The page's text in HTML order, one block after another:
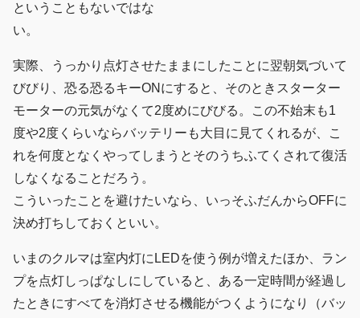
ということもないではな
い。
実際、うっかり点灯させたままにしたことに翌朝気づいて
びびり、恐る恐るキーONにすると、そのときスターター
モーターの元気がなくて2度めにびびる。この不始末も1
度や2度くらいならバッテリーも大目に見てくれるが、こ
れを何度となくやってしまうとそのうちふてくされて復活
しなくなることだろう。
こういったことを避けたいなら、いっそふだんからOFFに
決め打ちしておくといい。
いまのクルマは室内灯にLEDを使う例が増えたほか、ラン
プを点灯しっぱなしにしていると、ある一定時間が経過し
たときにすべてを消灯させる機能がつくようになり（バッ